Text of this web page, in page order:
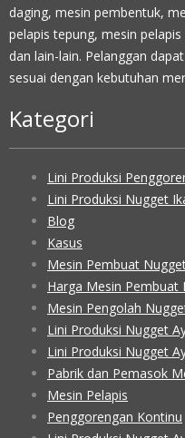
daging, mesin pembentuk,
pelapis tepung, mesin
dan lain-lain. Pelanggan
sesuai dengan kebutuhan
Kategori
Lini Produksi
Lini Produksi Nugget
Blog
Kasus
Mesin Pembuat
Harga Mesin Pembuat
Mesin Pengolah
Lini Produksi Nugget
Lini Produksi Nugget
Pabrik dan Pemasok
Mesin Pelapis
Penggorengan Kontinu